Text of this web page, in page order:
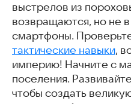
выстрелов из
возвращаются, но не
смартфоны.
тактические навыки,
империю! Начните с
поселения.
чтобы создать